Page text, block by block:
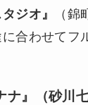
ジオ』
（
合わせてフ
ナ』（砂川七